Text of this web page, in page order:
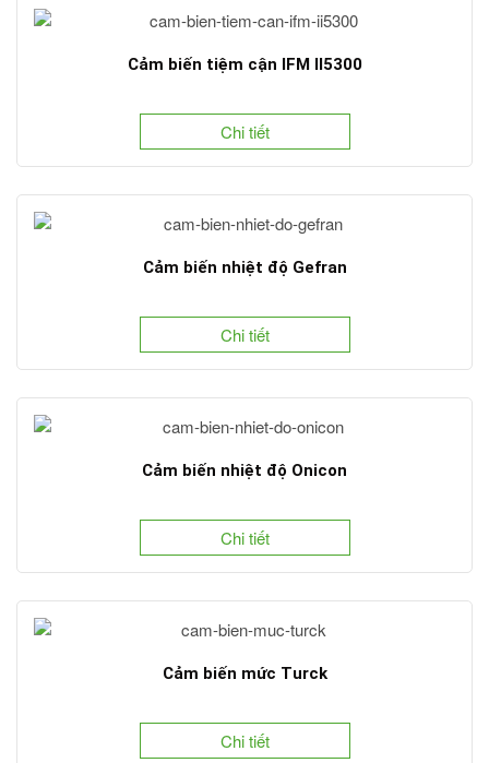
Cảm biến tiệm cận IFM II5300
Chi tiết
Cảm biến nhiệt độ Gefran
Chi tiết
Cảm biến nhiệt độ Onicon
Chi tiết
Cảm biến mức Turck
Chi tiết